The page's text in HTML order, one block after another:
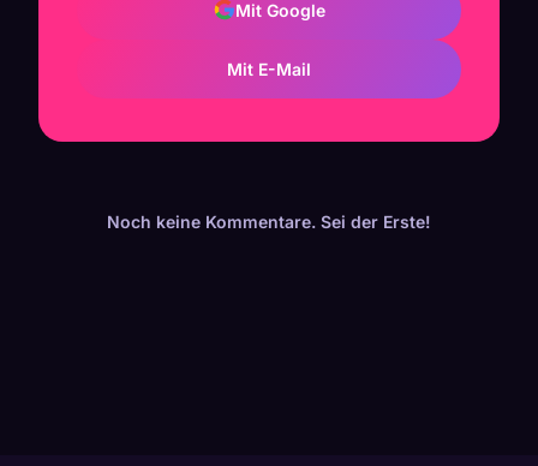
Mit Google
Mit E-Mail
Noch keine Kommentare. Sei der Erste!